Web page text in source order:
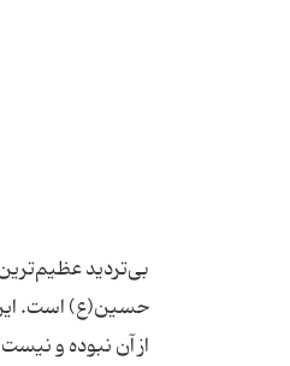
بی‌تردید
حسین(ع) است. این
از آن نبوده و